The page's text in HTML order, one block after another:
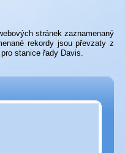
stránek zaznamenaný
rekordy jsou převzaty z
stanice řady Davis.